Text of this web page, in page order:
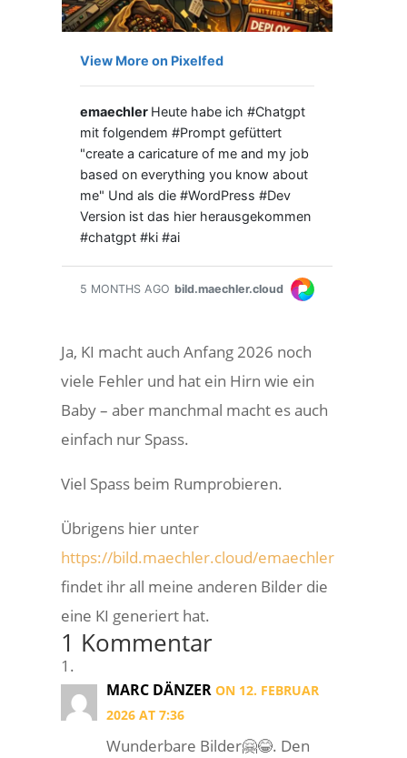
Ja, KI macht auch Anfang 2026 noch
viele Fehler und hat ein Hirn wie ein
Baby – aber manchmal macht es auch
einfach nur Spass.
Viel Spass beim Rumprobieren.
Übrigens hier unter
https://bild.maechler.cloud/emaechler
findet ihr all meine anderen Bilder die
eine KI generiert hat.
1 Kommentar
MARC DÄNZER ON 12. FEBRUAR
2026 AT 7:36
Wunderbare Bilder🤗😂. Den